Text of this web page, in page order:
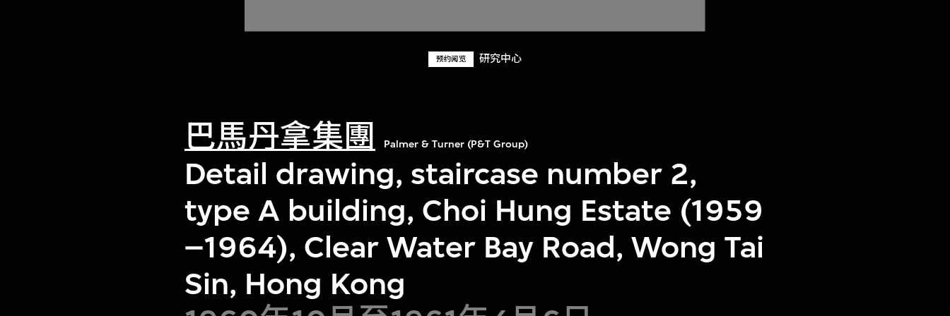
预约阅览 研究中心
巴馬丹拿集團 Palmer & Turner (P&T Group)
Detail drawing, staircase number 2,
type A building, Choi Hung Estate (1959
–1964), Clear Water Bay Road, Wong Tai
Sin, Hong Kong